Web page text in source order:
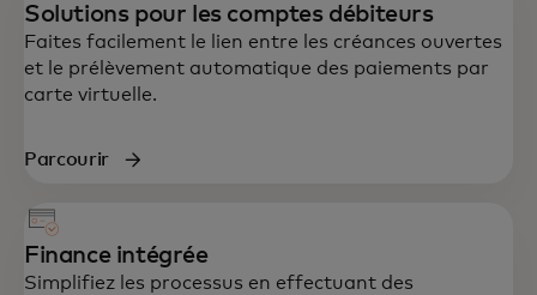
Solutions pour les comptes débiteurs
Faites facilement le lien entre les créances ouvertes
et le prélèvement automatique des paiements par
carte virtuelle.
Parcourir
Finance intégrée
Simplifiez les processus en effectuant des